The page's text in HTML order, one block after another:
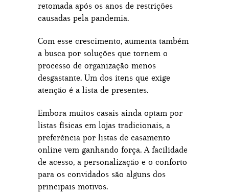
retomada após os anos de restrições
causadas pela pandemia.
Com esse crescimento, aumenta também
a busca por soluções que tornem o
processo de organização menos
desgastante. Um dos itens que exige
atenção é a lista de presentes.
Embora muitos casais ainda optam por
listas físicas em lojas tradicionais, a
preferência por listas de casamento
online vem ganhando força. A facilidade
de acesso, a personalização e o conforto
para os convidados são alguns dos
principais motivos.